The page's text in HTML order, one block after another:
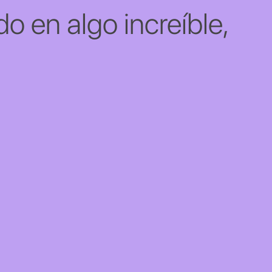
en algo increíble,